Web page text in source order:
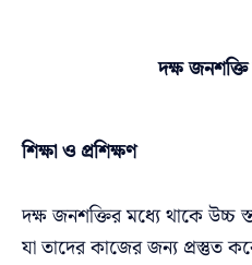
দক্ষ জনশক্তি
শিক্ষা ও প্রশিক্ষণ
দক্ষ জনশক্তির মধ্যে থাকে উচ্চ
যা তাদের কাজের জন্য প্রস্তুত